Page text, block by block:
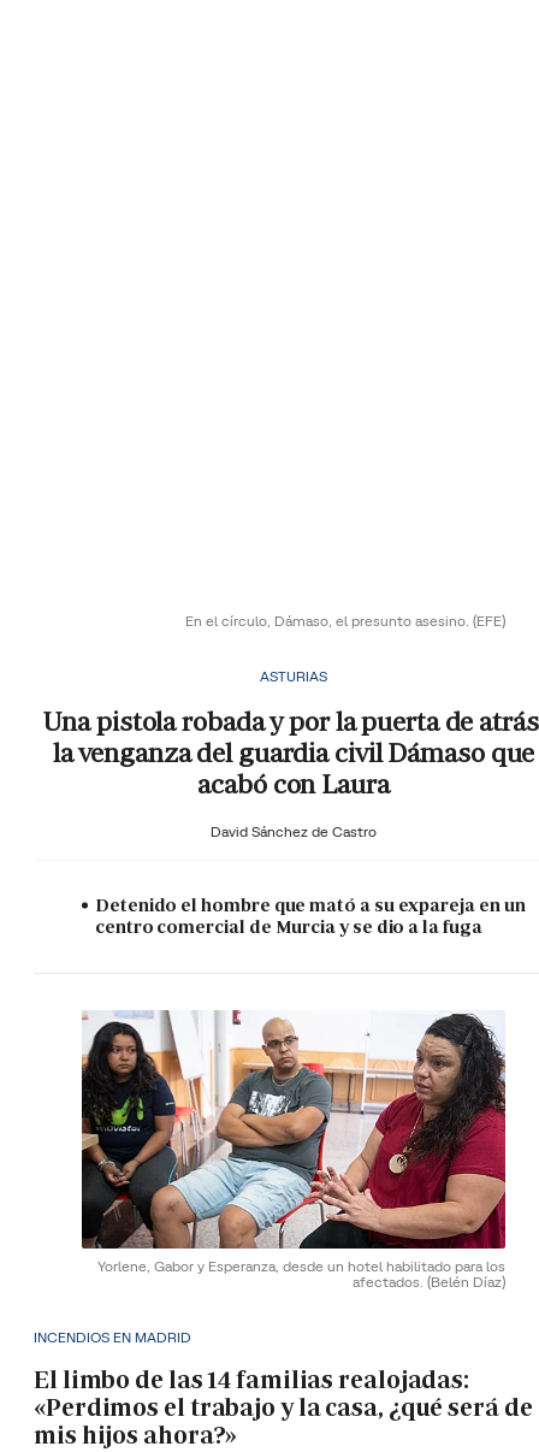
En el círculo, Dámaso, el presunto asesino. (EFE)
ASTURIAS
Una pistola robada y por la puerta de
la venganza del guardia civil Dámaso que
acabó con Laura
David Sánchez de Castro
Detenido el hombre que mató a su expareja en un
centro comercial de Murcia y se dio a la fuga
Yorlene, Gabor y Esperanza, desde un hotel habilitado para los
afectados. (Belén Díaz)
INCENDIOS EN MADRID
El limbo de las 14 familias realojadas:
«Perdimos el trabajo y la casa, ¿qué será de
mis hijos ahora?»